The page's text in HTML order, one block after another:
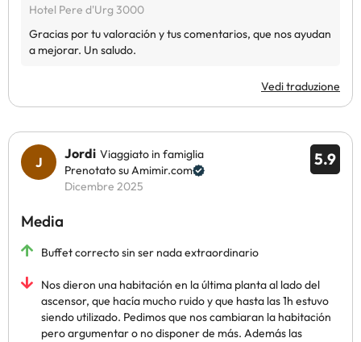
Vedi traduzione
5.9
Jordi Viaggiato in famiglia
Prenotato su Amimir.com
Dicembre 2025
Media
Buffet correcto sin ser nada extraordinario
Nos dieron una habitación en la última planta al lado del
ascensor, que hacía mucho ruido y que hasta las 1h estuvo
siendo utilizado. Pedimos que nos cambiaran la habitación
pero argumentar o no disponer de más. Además las